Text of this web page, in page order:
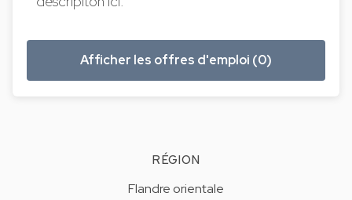
Afficher les offres d'emploi (0)
RÉGION
Flandre orientale